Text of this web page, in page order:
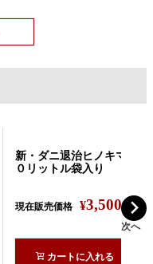
新・ダニ退治ヒノキマット
０リットル袋入り
現在販売価格 ¥3,500 税込
カートに入れる
次へ